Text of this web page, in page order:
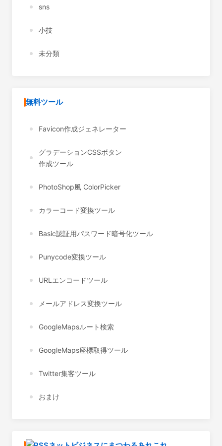
sns
小技
未分類
無料ツール
Favicon作成ジェネレーター
グラデーションCSSボタン
作成ツール
PhotoShop風 ColorPicker
カラーコード変換ツール
Basic認証用パスワード暗号化ツール
Punycode変換ツール
URLエンコードツール
メールアドレス変換ツール
GoogleMapsルート検索
GoogleMaps座標取得ツール
Twitter集客ツール
おまけ